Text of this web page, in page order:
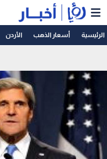
الرئيسية أسعار الذهب الأردن